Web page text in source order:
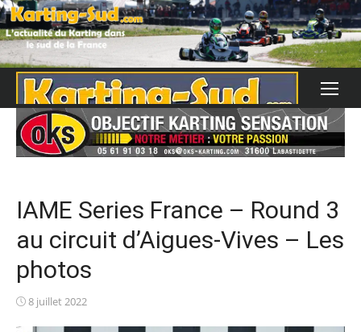
Skip
to
content
IAME Series France – Round 3
au circuit d’Aigues-Vives – Les
photos
Posted
8 juillet 2022